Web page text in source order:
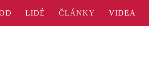
LIDÉ ČLÁNKY VIDEA